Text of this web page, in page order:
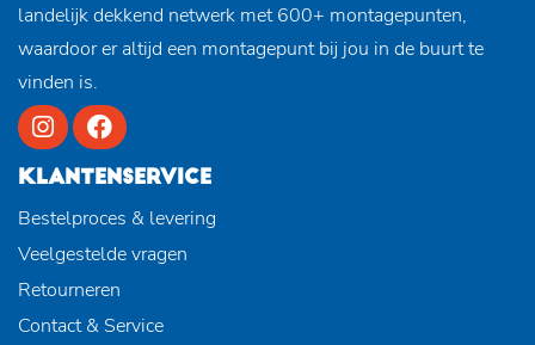
landelijk dekkend netwerk met 600+ montagepunten,
waardoor er altijd een montagepunt bij jou in de buurt te
vinden is.
KLANTENSERVICE
Bestelproces & levering
Veelgestelde vragen
Retourneren
Contact & Service